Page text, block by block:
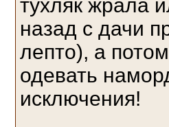
тухляк жрала
назад с дачи
лепто), а
одевать
исключения!